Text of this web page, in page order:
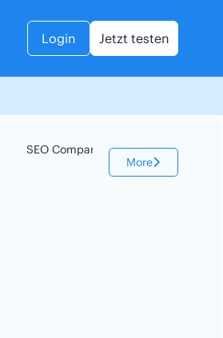
Login Jetzt testen
SEO Compare
Keyword Check
More